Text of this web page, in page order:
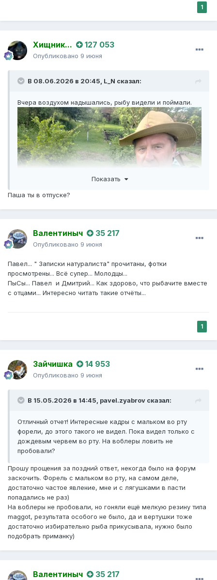
1
Хищник... 127 053
Опубликовано 9 июня
В 08.06.2026 в 20:45, L_N сказал:
Вчера воздухом надышались, рыбу видели и поймали.
Всем НХНЧ!
Показать
Паша ты в отпуске?
Валентиныч 35 217
Опубликовано 9 июня
Павел... " Записки натуралиста" прочитаны, фотки
просмотрены... Всё супер... Молодцы...
ПыСы... Павел и Дмитрий... Как здорово, что рыбачите вместе
с отцами... Интересно читать такие отчёты...
1
Зайчишка 14 953
Опубликовано 9 июня
В 15.05.2026 в 14:45, pavel.zyabrov сказал:
Отличный отчет! Интересные кадры с мальком во рту
форели, до этого такого не видел. Пока видел только с
дождевым червем во рту. На воблеры ловить не
пробовали?
Прошу прощения за поздний ответ, некогда было на форум
заскочить. Форель с мальком во рту, на самом деле,
достаточно частое явление, мне и с лягушками в пасти
попадались не раз)
На воблеры не пробовали, но гоняли ещё мелкую резину типа
maggot, результата особого не было, да и вертушки тоже
достаточно избирательно рыба прикусывала, нужно было
подобрать приманку)
Валентиныч 35 217